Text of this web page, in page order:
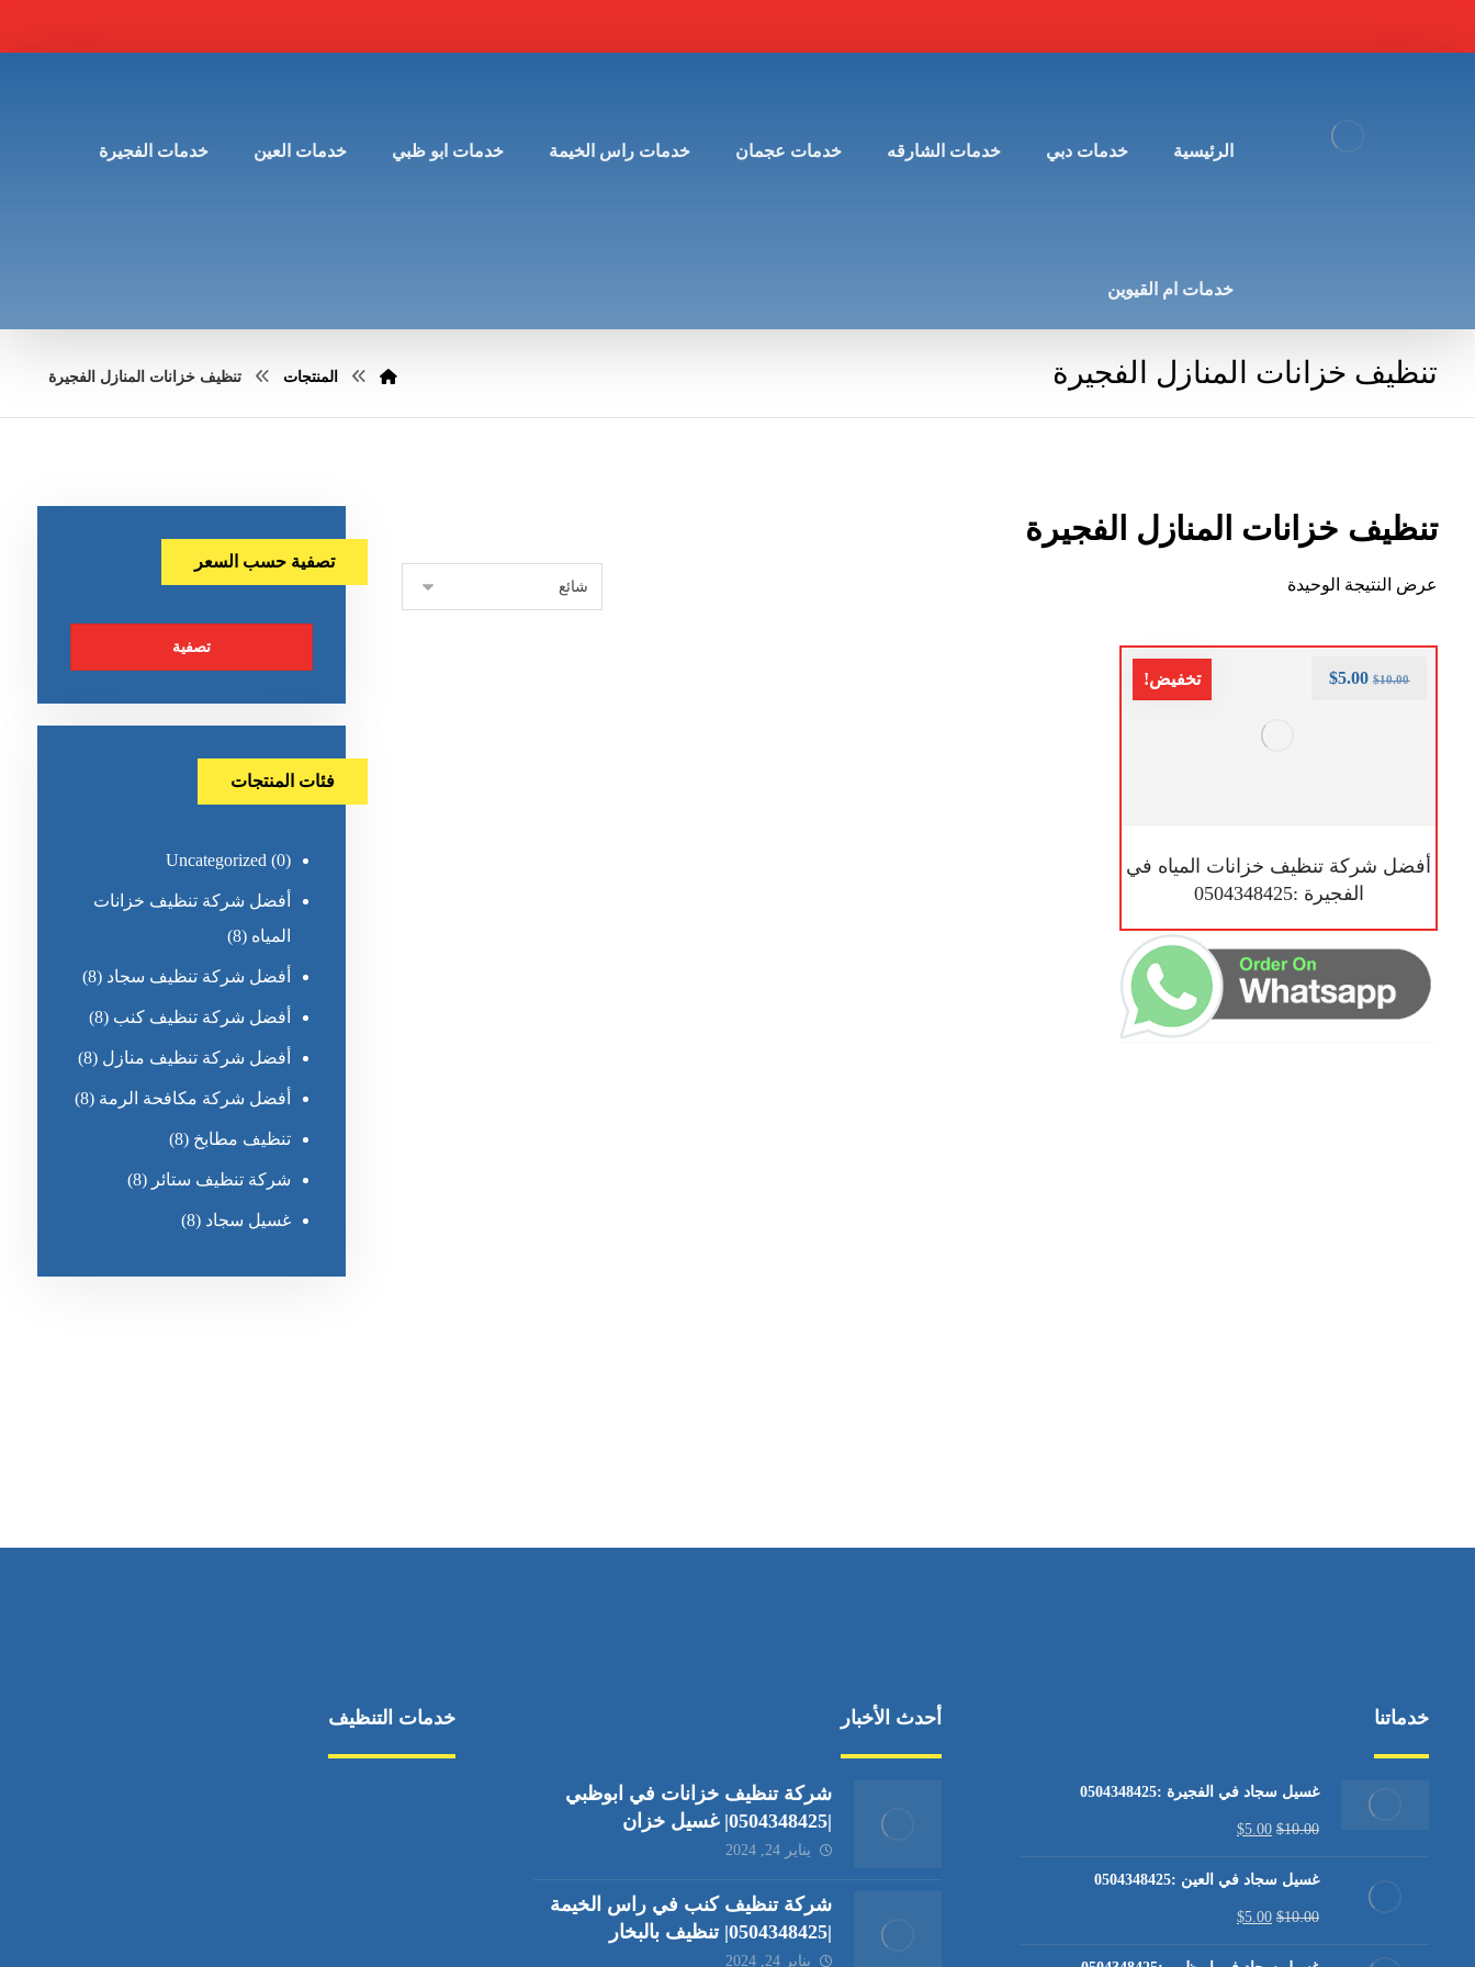
الرئيسية خدمات دبي خدمات الشارقه خدمات عجمان خدمات راس الخيمة خدمات ابو ظبي خدمات العين خدمات الفجيرة
خدمات ام القيوين
تنظيف خزانات المنازل الفجيرة المنتجات تنظيف خزانات المنازل الفجيرة
تنظيف خزانات المنازل الفجيرة
عرض النتيجة الوحيدة
تخفيض!
أفضل شركة تنظيف خزانات المياه في
الفجيرة :0504348425
$10.00
$5.00
تصفية حسب السعر
تصفية
فئات المنتجات
Uncategorized (0)
أفضل شركة تنظيف خزانات
المياه (8)
أفضل شركة تنظيف سجاد (8)
أفضل شركة تنظيف كنب (8)
أفضل شركة تنظيف منازل (8)
أفضل شركة مكافحة الرمة (8)
تنظيف مطابخ (8)
شركة تنظيف ستائر (8)
غسيل سجاد (8)
خدماتنا
غسيل سجاد في الفجيرة :0504348425
$10.00
$5.00
غسيل سجاد في العين :0504348425
$10.00
$5.00
أحدث الأخبار
شركة تنظيف خزانات في ابوظبي
|0504348425| غسيل خزان
يناير 24, 2024
شركة تنظيف كنب في راس الخيمة
|0504348425| تنظيف بالبخار
يناير 24, 2024
خدمات التنظيف